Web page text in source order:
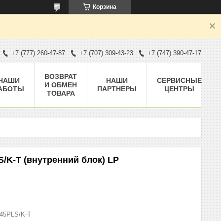
Корзина
+7 (777) 260-47-87 +7 (707) 309-43-23 +7 (747) 390-47-17
ВОЗВРАТ
И ОБМЕН
ТОВАРА
НАШИ
ПАРТНЕРЫ
СЕРВИСНЫЕ
ЦЕНТРЫ
K-T (внутренний блок) LP
K-T